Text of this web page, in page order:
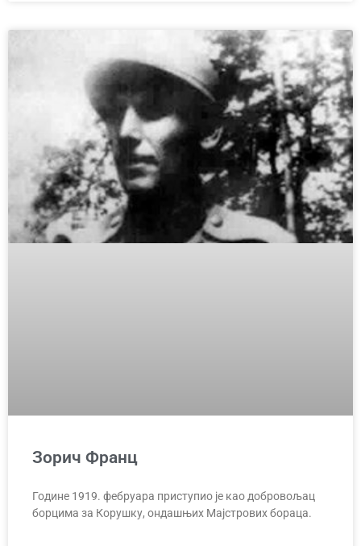
Зорич Франц
Године 1919. фебруара приступио је као добровољац
борцима за Корушку, ондашњих Мајстрових бораца.